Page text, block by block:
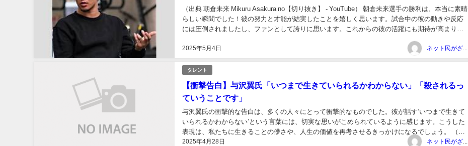
2025年5月4日
（出典 朝倉未来 Mikuru Asakura no【切り抜き】 - YouTube） 朝倉未来選手の勝利は、本当に素晴
らしい瞬間でした！彼の努力と才能が結実したことを嬉しく思います。試合中の彼の動きや反応
には圧倒されましたし、ファンとして誇りに思います。これからの彼の活躍にも期待が高まりま
ネット民がざわついた芸能人
タレント
【衝撃告白】与沢翼氏「いつまで生きていられるかわからない」「殺されるっ
ていうことです」
2025年4月28日
与沢翼氏の衝撃的な告白は、多くの人々にとって衝撃的なものでした。彼が話す‘いつまで生きて
いられるかわからない’という言葉には、切実な思いがこめられているように感じます。こうした
表現は、私たちに生きることの儚さや、人生の価値を再考させるきっかけになるでしょう。 （出
典 与沢翼氏「いつまで生きていられるかわからない」「殺さ...
ネット民がざわついた芸能人